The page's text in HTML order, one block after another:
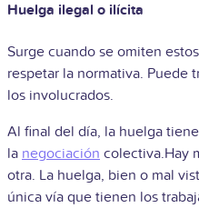
Huelga ilegal o ilícita
Surge cuando se omiten
respetar la normativa. Puede
los involucrados.
Al final del día, la huelga
la negociación colectiva.Hay
otra. La huelga, bien o mal
única vía que tienen los